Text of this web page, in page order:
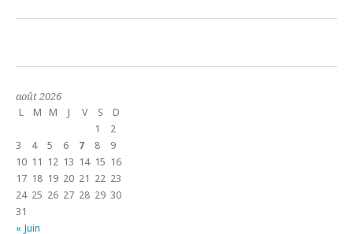
août 2026
L
M M J V S
D
1
2
3
4 5 6 7 8
9
10 11 12 13 14 15 16
17 18 19 20 21 22 23
24 25 26 27 28 29 30
31
« Juin